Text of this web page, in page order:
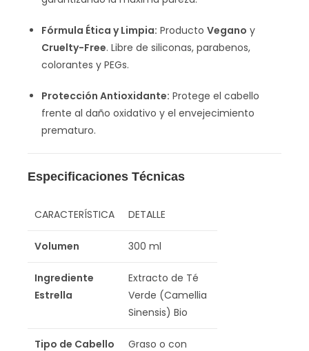
Fórmula Ética y Limpia: Producto Vegano y
Cruelty-Free. Libre de siliconas, parabenos,
colorantes y PEGs.
Protección Antioxidante: Protege el cabello
frente al daño oxidativo y el envejecimiento
prematuro.
Especificaciones Técnicas
CARACTERÍSTICA DETALLE
Volumen 300 ml
Ingrediente
Estrella
Extracto de Té
Verde (Camellia
Sinensis) Bio
Tipo de Cabello Graso o con